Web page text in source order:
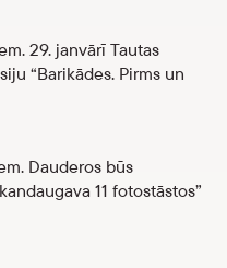
29. janvārī Tautas
“Barikādes. Pirms un
Dauderos būs
11 fotostāstos”